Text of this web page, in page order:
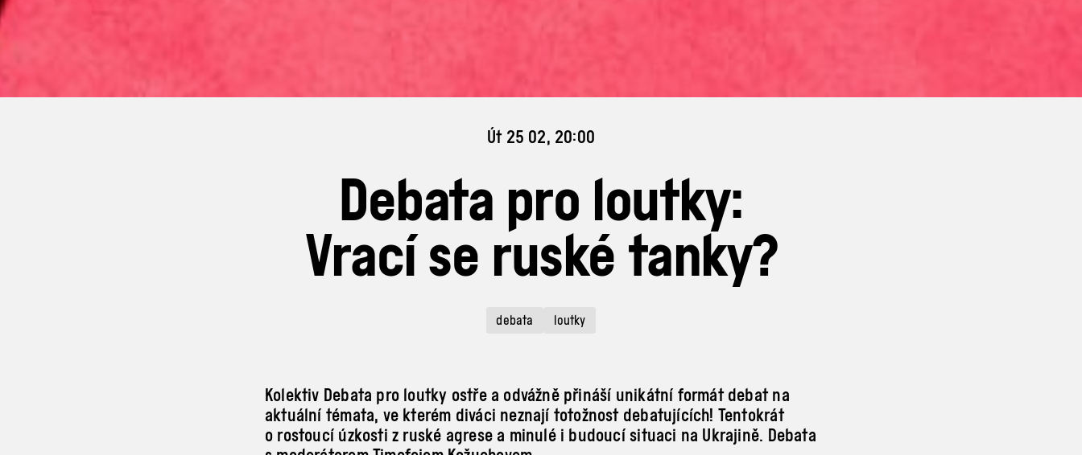
Út 25 02, 20:00
Debata pro loutky:
Vrací se ruské tanky?
debata loutky
Kolektiv Debata pro loutky ostře a odvážně přináší unikátní formát debat na
aktuální témata, ve kterém diváci neznají totožnost debatujících! Tentokrát
o rostoucí úzkosti z ruské agrese a minulé i budoucí situaci na Ukrajině. Debata